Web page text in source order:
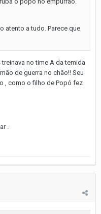
atento a tudo. Parece que
no time A da temida
de guerra no chão!! Seu
, como o filho de Popó fez
.